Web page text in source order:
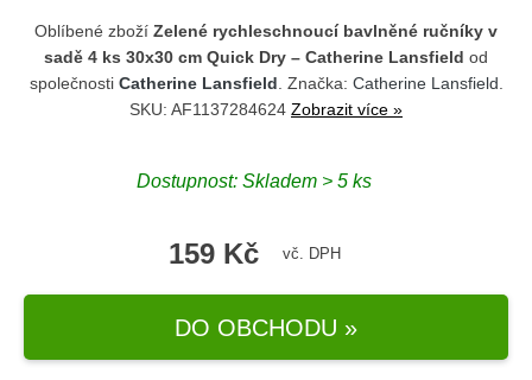
Oblíbené zboží Zelené rychleschnoucí bavlněné ručníky v
sadě 4 ks 30x30 cm Quick Dry – Catherine Lansfield od
společnosti Catherine Lansfield . Značka: Catherine Lansfield
SKU: AF1137284624 Zobrazit více »
Dostupnost: Skladem > 5 ks
159 Kč vč. DPH
DO OBCHODU »